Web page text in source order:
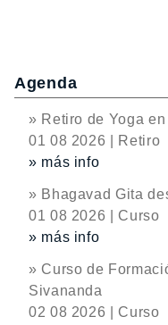
Agenda
» Retiro de Yoga
01 08 2026 | Retiro
» más info
» Bhagavad Gita
01 08 2026 | Curso
» más info
» Curso de
Sivananda
02 08 2026 | Curso